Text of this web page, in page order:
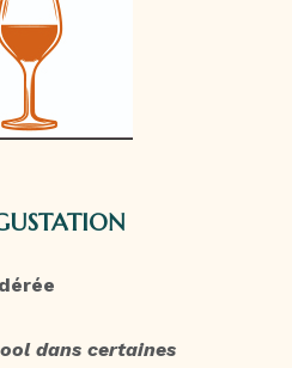
dans certaines